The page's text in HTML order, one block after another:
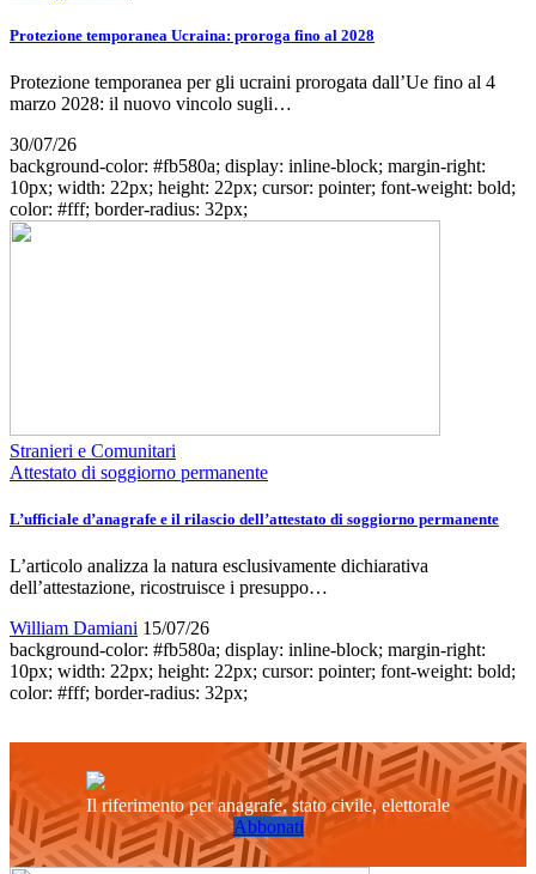
Protezione temporanea Ucraina: proroga fino al 2028
Protezione temporanea per gli ucraini prorogata dall’Ue fino al 4
marzo 2028: il nuovo vincolo sugli…
30/07/26
background-color: #fb580a; display: inline-block; margin-right:
10px; width: 22px; height: 22px; cursor: pointer; font-weight: bold;
color: #fff; border-radius: 32px;
Stranieri e Comunitari
Attestato di soggiorno permanente
L’ufficiale d’anagrafe e il rilascio dell’attestato di soggiorno permanente
L’articolo analizza la natura esclusivamente dichiarativa
dell’attestazione, ricostruisce i presuppo…
William Damiani 15/07/26
background-color: #fb580a; display: inline-block; margin-right:
10px; width: 22px; height: 22px; cursor: pointer; font-weight: bold;
color: #fff; border-radius: 32px;
Il riferimento per anagrafe, stato civile, elettorale
Abbonati